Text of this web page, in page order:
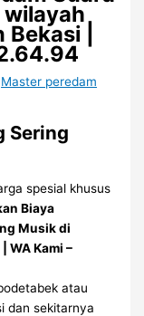
wilayah
|
Master peredam
Sering
spesial khusus
Biaya
Musik di
WA Kami –
atau
dan sekitarnya